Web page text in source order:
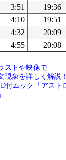
3:51 19:36
4:10 19:51
4:32 20:09
4:55 20:08
ストや映像で
現象を詳しく解説！
付ムック「アスト